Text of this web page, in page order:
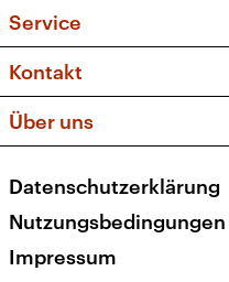
Musikliste
Kakadu – Das
Frequenzen (UKW
Service
FAQ
Apps
Newsletter
Veranstaltungen
Kontakt
Social Media
Über uns
Presse
Karriere
Transparenz
Datenschutzerklärung
Nutzungsbedingungen
Impressum